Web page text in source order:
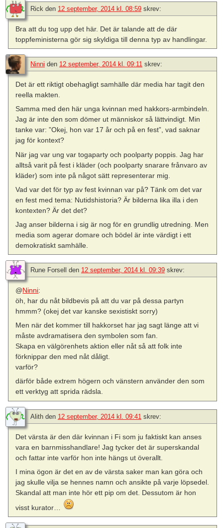
Rick den 12 september, 2014 kl. 08:59 skrev:
Bra att du tog upp det här. Det är talande att de där
toppfeministerna gör sig skyldiga till denna typ av handlingar.
Ninni den 12 september, 2014 kl. 09:11 skrev:
Det är ett riktigt obehagligt samhälle där media har tagit den
reella makten.
Samma med den här unga kvinnan med hakkors-armbindeln.
Jag är inte den som dömer ut människor så lättvindigt. Min
tanke var: ”Okej, hon var 17 år och på en fest”, vad saknar
jag för kontext?
När jag var ung var togaparty och poolparty poppis. Jag har
alltså varit på fest i kläder (och poolparty snarare frånvaro av
kläder) som inte på något sätt representerar mig.
Vad var det för typ av fest kvinnan var på? Tänk om det var
en fest med tema: Nutidshistoria? Är bilderna lika illa i den
kontexten? Är det det?
Jag anser bilderna i sig är nog för en grundlig utredning. Men
media som agerar domare och bödel är inte värdigt i ett
demokratiskt samhälle.
Rune Forsell den 12 september, 2014 kl. 09:39 skrev:
@Ninni:
öh, har du nåt bildbevis på att du var på dessa partyn
hmmm? (okej det var kanske sexistiskt sorry)
Men när det kommer till hakkorset har jag sagt länge att vi
måste avdramatisera den symbolen som fan.
Skapa en välgörenhets aktion eller nåt så att folk inte
förknippar den med nåt dåligt.
varför?
därför både extrem högern och vänstern använder den som
ett verktyg att sprida rädsla.
Alith den 12 september, 2014 kl. 09:41 skrev:
Det värsta är den där kvinnan i Fi som ju faktiskt kan anses
vara en barnmisshandlare! Jag tycker det är superskandal
och fattar inte varför hon inte hängs ut överallt.
I mina ögon är det en av de värsta saker man kan göra och
jag skulle vilja se hennes namn och ansikte på varje löpsedel.
Skandal att man inte hör ett pip om det. Dessutom är hon
visst kurator…